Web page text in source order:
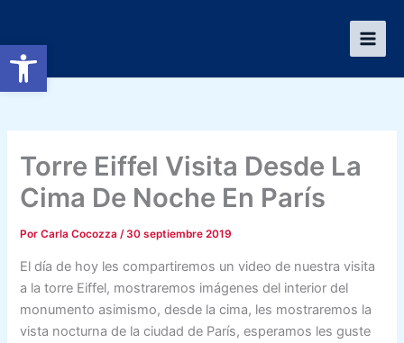
Abrir barra de herramientas
contenido
Torre Eiffel Visita Desde La
Cima De Noche En París
PorCarla Cocozza/ 30 septiembre 2019
El día de hoy les compartiremos un video de nuestra visita
a la torre Eiffel, mostraremos imágenes del interior del
monumento asimismo, desde la cima, les mostraremos la
vista nocturna de la ciudad de París, esperamos les guste